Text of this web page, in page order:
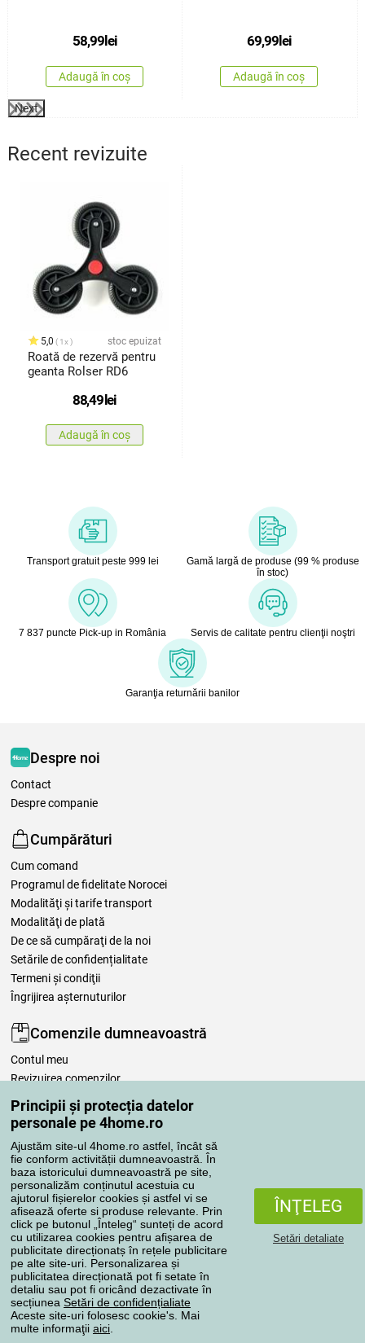
Principii și protecția datelor
personale pe 4home.ro
Ajustăm site-ul 4home.ro astfel, încât să
fie conform activității dumneavoastră. În
baza istoricului dumneavoastră pe site,
personalizăm conținutul acestuia cu
ajutorul fișierelor cookies și astfel vi se
afisează oferte si produse relevante. Prin
click pe butonul „Înteleg“ sunteți de acord
cu utilizarea cookies pentru afișarea de
publicitate direcționatș în rețele publicitare
pe alte site-uri. Personalizarea și
publicitatea direcționată pot fi setate în
detaliu sau pot fi oricând dezactivate în
secțiunea Setări de confidențialiate
Aceste site-uri folosesc cookie's. Mai
multe informaţii aici
ÎNŢELEG
Setări detaliate
58,99 lei
Adaugă în coș
69,99 lei
Adaugă în coș
Next
Recent revizuite
5,0 1x stoc epuizat
Roată de rezervă pentru
geanta Rolser RD6
88,49lei
Adaugă în coș
Transport gratuit peste 999 lei
Gamă largă de produse (99 % produse
în stoc)
7 837 puncte Pick-up in România Servis de calitate pentru clienţii noştri
Garanţia returnării banilor
Despre noi
Contact
Despre companie
Cumpărături
Cum comand
Programul de fidelitate Norocei
Modalităţi şi tarife transport
Modalităţi de plată
De ce să cumpăraţi de la noi
Setările de confidențialitate
Termeni şi condiţii
Îngrijirea așternuturilor
Comenzile dumneavoastră
Contul meu
Revizuirea comenzilor
Reclamaţii
Retragere de la contract
Regulile de procesare a recenziilor
Metode de transport
Metode de plată
Magazin de încredere